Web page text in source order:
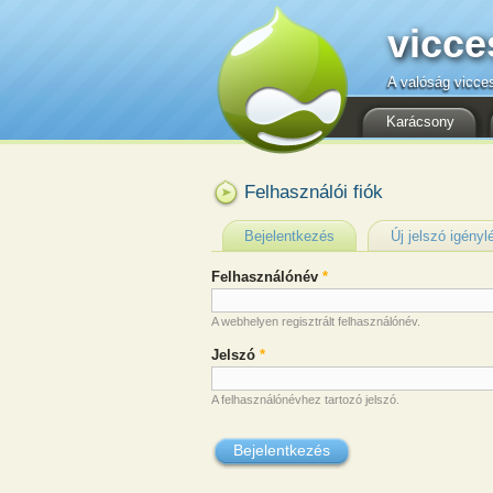
Karácsony
A valóság
Felhasználói fiók
Elsődleges fülek
Bejelentkezés (aktív fül)Új jelszó
Felhasználónév *
A webhelyen regisztrált felhasználónév.
Jelszó *
A felhasználónévhez tartozó jelszó.